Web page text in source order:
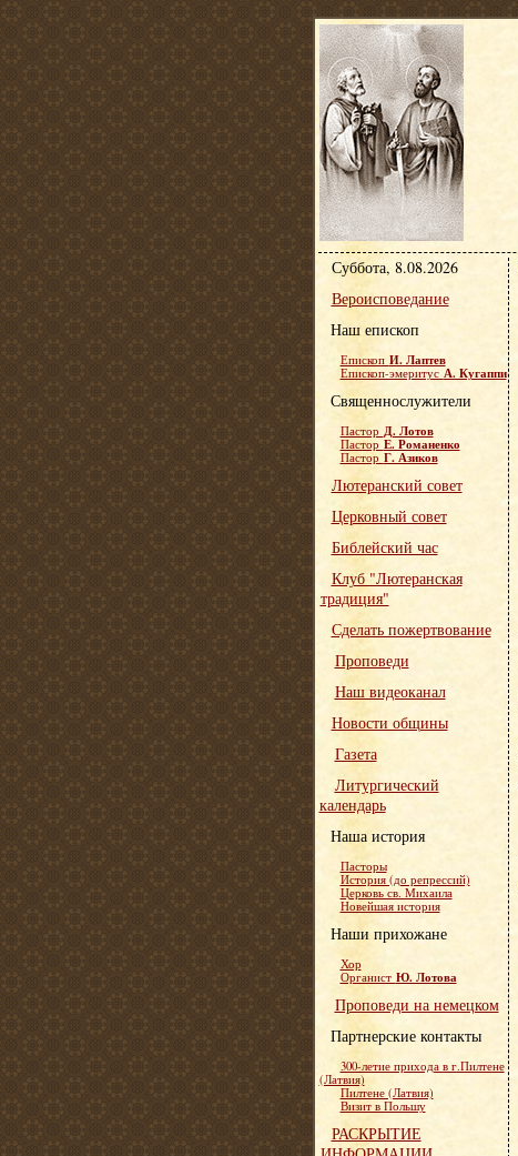
Суббота, 8.08.2026
Вероисповедание
Наш епископ
Епископ И. Лаптев
Епископ-эмеритус А. Кугаппи
Священнослужители
Пастор Д. Лотов
Пастор Е. Романенко
Пастор Г. Азиков
Лютеранский совет
Церковный совет
Библейский час
Клуб "Лютеранская
традиция"
Сделать пожертвование
Проповеди
Наш видеоканал
Новости общины
Газета
Литургический
календарь
Наша история
Пасторы
История (до репрессий)
Церковь св. Михаила
Новейшая история
Наши прихожане
Хор
Органист Ю. Лотова
Проповеди на немецком
Партнерские контакты
300-летие прихода в г.Пилтене
(Латвия)
Пилтене (Латвия)
Визит в Польшу
РАСКРЫТИЕ